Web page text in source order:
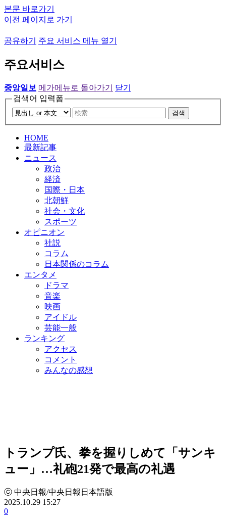
본문 바로가기
이전 페이지로 가기
공유하기 주요 서비스 메뉴 열기
주요서비스
중앙일보 메가메뉴로 돌아가기
닫기
검색어 입력폼
검색
HOME
最新記事
ニュース
政治
経済
国際・日本
北朝鮮
社会・文化
スポーツ
オピニオン
社説
コラム
日本関係のコラム
エンタメ
ドラマ
音楽
映画
アイドル
芸能一般
ランキング
アクセス
コメント
みんなの感想
トランプ氏、拳を握りしめて「サンキ
ュー」…礼砲21発で最高の礼遇
ⓒ 中央日報/中央日報日本語版
2025.10.29 15:27
0